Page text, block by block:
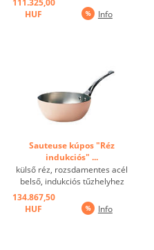
111.325,00
HUF
Info
Sauteuse kúpos "Réz
indukciós" ...
külső réz, rozsdamentes acél
belső, indukciós tűzhelyhez
használható ...
134.867,50
HUF
Info